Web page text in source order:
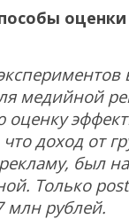
медийной
оценку
доход от
был
Только
млн рублей.